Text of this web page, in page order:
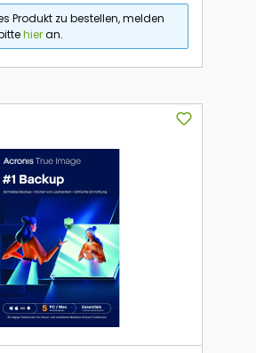
Produkt zu bestellen, melden
hieran.